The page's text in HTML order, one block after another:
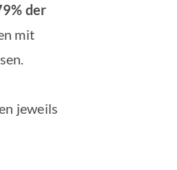
der
mit
jeweils